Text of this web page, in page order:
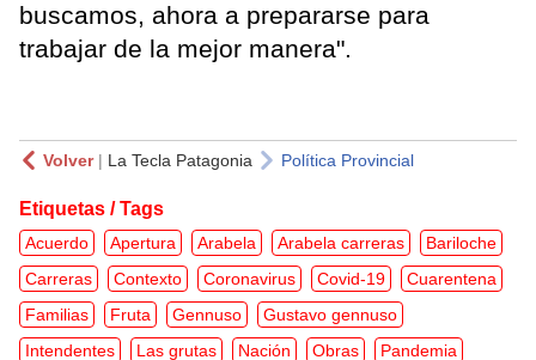
buscamos, ahora a prepararse para
trabajar de la mejor manera".
Volver| La Tecla Patagonia Política Provincial
Etiquetas / Tags
Acuerdo Apertura Arabela Arabela carreras
Bariloche
Carreras
Contexto Coronavirus Covid-19
Cuarentena
Familias
Fruta Gennuso
Gustavo gennuso
Intendentes
Las grutas Nación Obras
Pandemia